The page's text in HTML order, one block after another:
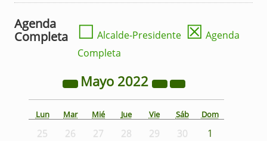
Agenda
Completa
☐ Alcalde-Presidente ☒ Agenda
Completa
Mayo 2022
Lun Mar Mié Jue Vie Sáb Dom
25 26 27 28 29 30
1